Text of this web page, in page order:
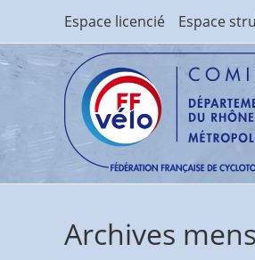
content
Espace licencié Espace
Archives